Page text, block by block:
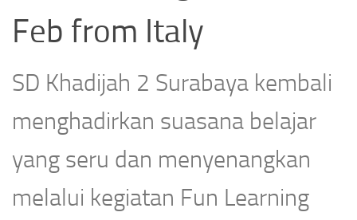
Feb from Italy
SD Khadijah 2 Surabaya kembali
menghadirkan suasana belajar
yang seru dan menyenangkan
melalui kegiatan Fun Learning